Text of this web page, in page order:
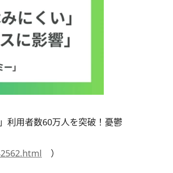
利用者数60万人を突破！憂鬱
）